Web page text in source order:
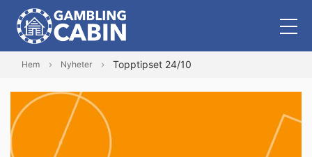
Hem Nyheter Topptipset 24/10